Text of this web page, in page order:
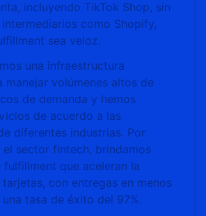
incluyendo TikTok Shop, sin
como Shopify,
sea veloz.
una infraestructura
manejar volúmenes altos de
de demanda y hemos
de acuerdo a las
diferentes industrias. Por
el sector fintech, brindamos
fulfillment que aceleran la
con entregas en menos
tasa de éxito del 97%.